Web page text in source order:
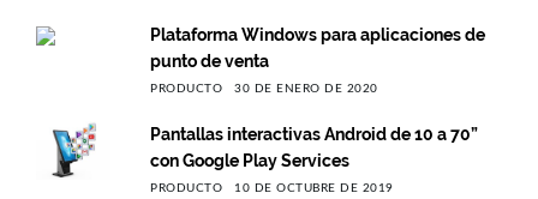
Plataforma Windows para aplicaciones de
punto de venta
PRODUCTO 30 DE ENERO DE 2020
Pantallas interactivas Android de 10 a 70”
con Google Play Services
PRODUCTO 10 DE OCTUBRE DE 2019